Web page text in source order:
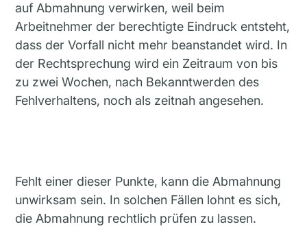
auf Abmahnung verwirken, weil beim
Arbeitnehmer der berechtigte Eindruck entsteht,
dass der Vorfall nicht mehr beanstandet wird. In
der Rechtsprechung wird ein Zeitraum von bis
zu zwei Wochen, nach Bekanntwerden des
Fehlverhaltens, noch als zeitnah angesehen.
Fehlt einer dieser Punkte, kann die Abmahnung
unwirksam sein. In solchen Fällen lohnt es sich,
die Abmahnung rechtlich prüfen zu lassen.